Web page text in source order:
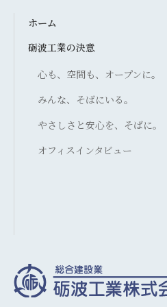
ホーム
砺波工業の決意
心も、空間も、オープンに。
みんな、そばにいる。
やさしさと安心を、そばに。
オフィスインタビュー